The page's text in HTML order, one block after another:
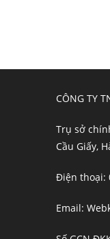
CÔNG TY
Trụ sở
Cầu Giấy,
Điện thoại:
Email: